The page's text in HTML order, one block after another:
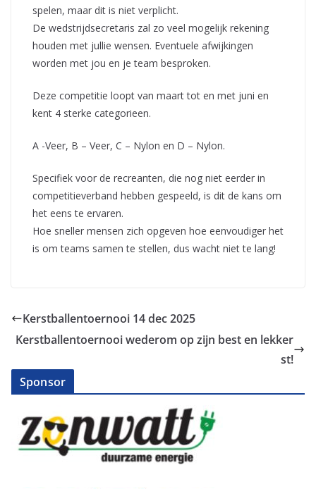
spelen, maar dit is niet verplicht.
De wedstrijdsecretaris zal zo veel mogelijk rekening
houden met jullie wensen. Eventuele afwijkingen
worden met jou en je team besproken.
Deze competitie loopt van maart tot en met juni en
kent 4 sterke categorieen.
A -Veer, B – Veer, C – Nylon en D – Nylon.
Specifiek voor de recreanten, die nog niet eerder in
competitieverband hebben gespeeld, is dit de kans om
het eens te ervaren.
Hoe sneller mensen zich opgeven hoe eenvoudiger het
is om teams samen te stellen, dus wacht niet te lang!
Kerstballentoernooi 14 dec 2025
Kerstballentoernooi wederom op zijn best en lekker
st!
Sponsor